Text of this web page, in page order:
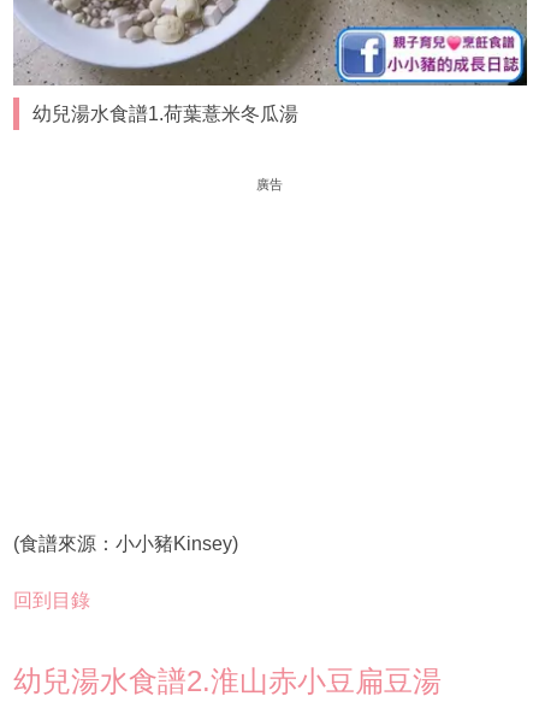
幼兒湯水食譜1.荷葉薏米冬瓜湯
廣告
(食譜來源：小小豬Kinsey)
回到目錄
幼兒湯水食譜2.淮山赤小豆扁豆湯